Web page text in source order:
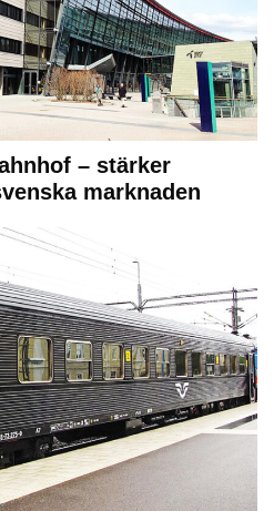
– stärker
marknaden